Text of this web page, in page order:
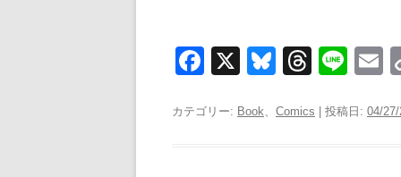
F
c
X
Bl
e
T
e
Li
e
E
カテゴリー: Book、 Comics | 投稿日: 04/